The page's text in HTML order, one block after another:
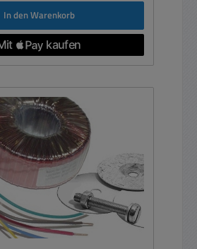
In den Warenkorb